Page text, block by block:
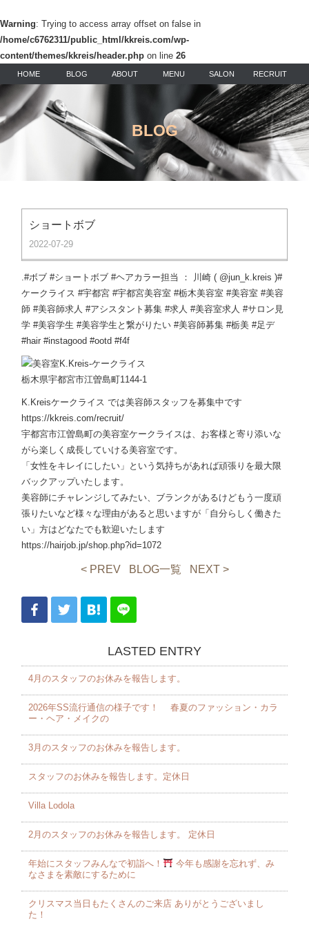
Warning: Trying to access array offset on false in
/home/c6762311/public_html/kkreis.com/wp-
content/themes/kkreis/header.php on line 26
HOME BLOG ABOUT MENU SALON RECRUIT
BLOG
ショートボブ
2022-07-29
.#ボブ #ショートボブ #ヘアカラー担当 ： 川崎 ( @jun_k.kreis )#
ケークライス #宇都宮 #宇都宮美容室 #栃木美容室 #美容室 #美容
師 #美容師求人 #アシスタント募集 #求人 #美容室求人 #サロン見
学 #美容学生 #美容学生と繋がりたい #美容師募集 #栃美 #足デ
#hair #instagood #ootd #f4f
栃木県宇都宮市江曽島町1144-1
K.Kreisケークライス では美容師スタッフを募集中です
https://kkreis.com/recruit/
宇都宮市江曽島町の美容室ケークライスは、お客様と寄り添いな
がら楽しく成長していける美容室です。
「女性をキレイにしたい」という気持ちがあれば頑張りを最大限
バックアップいたします。
美容師にチャレンジしてみたい、ブランクがあるけどもう一度頑
張りたいなど様々な理由があると思いますが「自分らしく働きた
い」方はどなたでも歓迎いたします
https://hairjob.jp/shop.php?id=1072
< PREV BLOG一覧 NEXT >
LASTED ENTRY
4月のスタッフのお休みを報告します。 ⁡
2026年SS流行通信の様子です！ 春夏のファッション・カラ
ー・ヘア・メイクの
3月のスタッフのお休みを報告します。 ⁡
スタッフのお休みを報告します。定休日
Villa Lodola
2月のスタッフのお休みを報告します。 定休日
年始にスタッフみんなで初詣へ！
今年も感謝を忘れず、み
なさまを素敵にするために
クリスマス当日もたくさんのご来店 ありがとうございまし
た！️